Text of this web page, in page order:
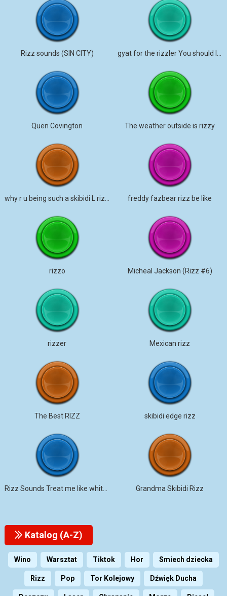
Rizz sounds (SIN CITY)
Quen Covington The weather outside is rizzy
freddy fazbear rizz be like
rizzo Micheal Jackson (Rizz #6)
rizzer Mexican rizz
The Best RIZZ skibidi edge rizz
Rizz Sounds Treat me like white T Grandma Skibidi Rizz
Katalog (A-Z)
Wino Warsztat Tiktok Hor Smiech dziecka
Rizz Pop Tor Kolejowy Dźwięk Ducha